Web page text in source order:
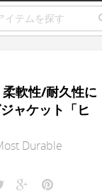
軟性/耐久性に
ャケット「ヒ
Durable